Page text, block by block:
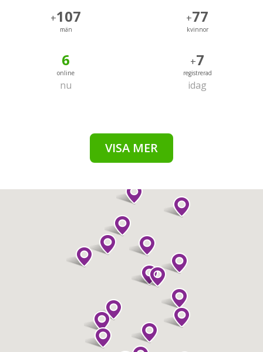
+107
män
+77
kvinnor
6
online
nu
+7
registrerad
idag
VISA MER